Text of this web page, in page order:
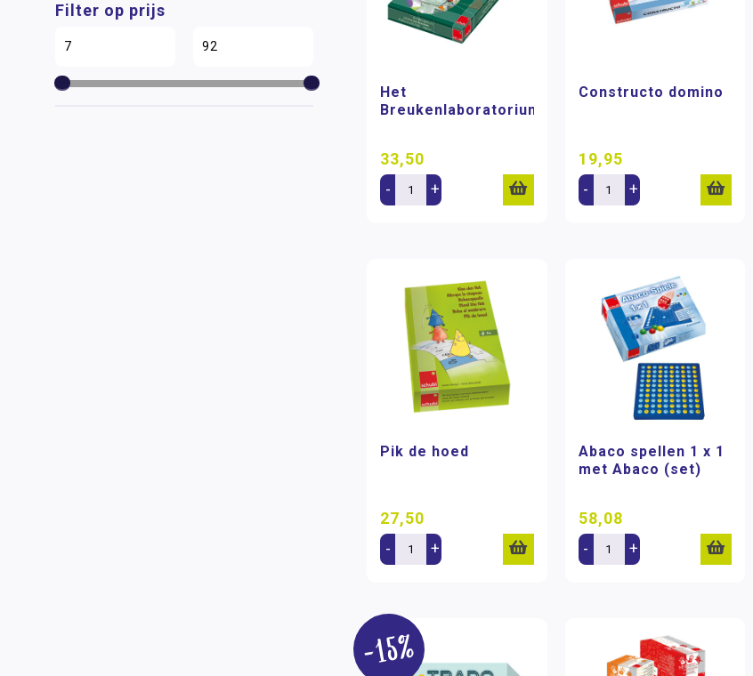
Filter op prijs
Het
Breukenlaboratorium
33,50
- +
Constructo domino
19,95
- +
Pik de hoed
27,50
- +
Abaco spellen 1 x 1
met Abaco (set)
58,08
- +
-15%